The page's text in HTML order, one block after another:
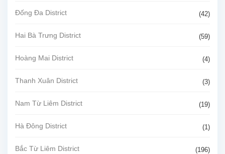
Đống Đa District (42)
Hai Bà Trưng District (59)
Hoàng Mai District (4)
Thanh Xuân District (3)
Nam Từ Liêm District (19)
Hà Đông District (1)
Bắc Từ Liêm District (196)